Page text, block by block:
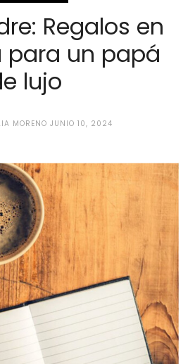
Regalos en
para un papá
lujo
MORENO JUNIO 10, 2024